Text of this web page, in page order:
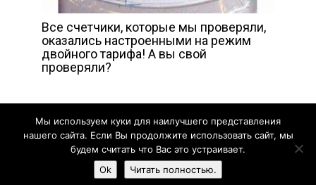
Все счетчики, которые мы проверяли,
оказались настроенными на режим
двойного тарифа! А вы свой
проверяли?
Жизнь прекрасна - 2020
Обратная связь
Мы используем куки для наилучшего представления
нашего сайта. Если Вы продолжите использовать сайт, мы
будем считать что Вас это устраивает.
Ok
Читать полностью.